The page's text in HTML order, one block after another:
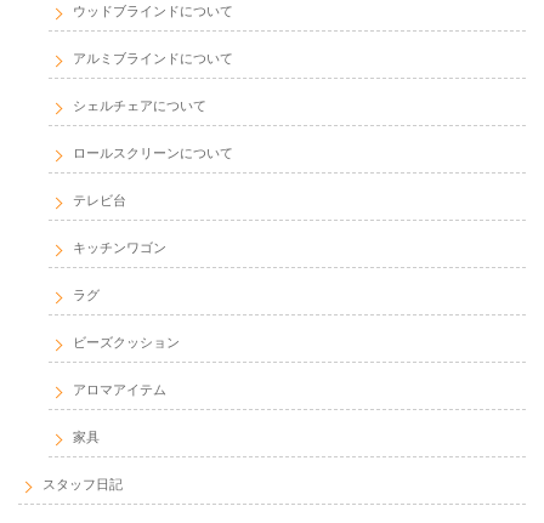
ウッドブラインドについて
アルミブラインドについて
シェルチェアについて
ロールスクリーンについて
テレビ台
キッチンワゴン
ラグ
ビーズクッション
アロマアイテム
家具
スタッフ日記